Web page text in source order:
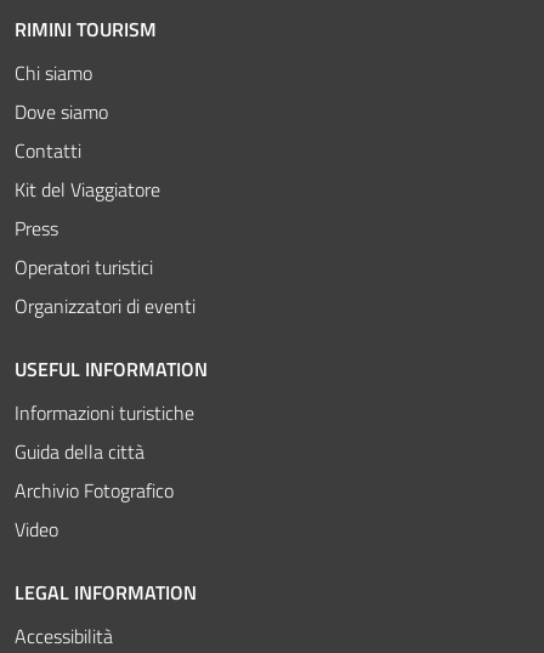
RIMINI TOURISM
Chi siamo
Dove siamo
Contatti
Kit del Viaggiatore
Press
Operatori turistici
Organizzatori di eventi
USEFUL INFORMATION
Informazioni turistiche
Guida della città
Archivio Fotografico
Video
LEGAL INFORMATION
Accessibilità